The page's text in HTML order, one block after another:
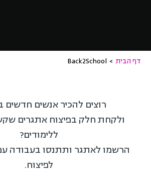
דף הבית >
Back2School
רוצים להכיר אנשים חדשים
ולקחת חלק בפיצוח אתגרים
ללימודים?
לפיצוח.